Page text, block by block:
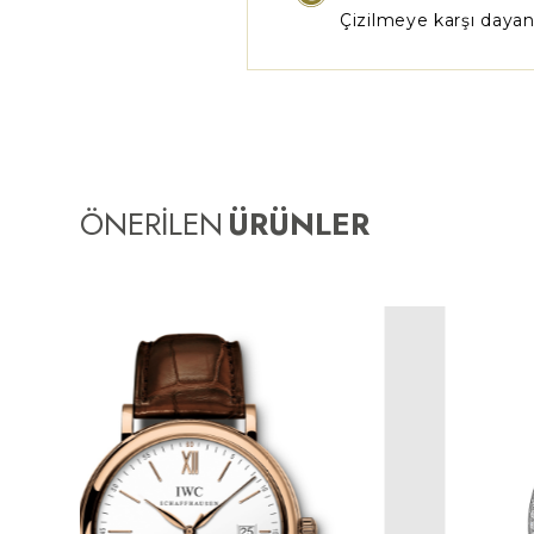
Çizilmeye karşı
ÖNERİLEN ÜRÜNLER